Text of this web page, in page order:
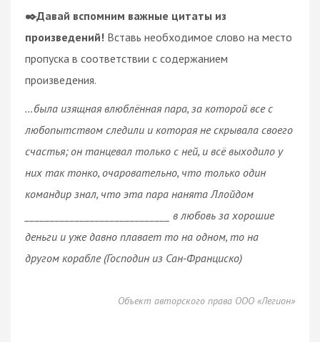
✒️Давай вспомним важные цитаты из
произведений! Вставь необходимое слово на место
пропуска в соответствии с содержанием
произведения.
…была изящная влюблённая пара, за которой все с
любопытством следили и которая не скрывала своего
счастья; он танцевал только с ней, и всё выходило у
них так тонко, очаровательно, что только один
командир знал, что эта пара нанята Ллойдом
_____________________________ в любовь за хорошие
деньги и уже давно плавает то на одном, то на
другом корабле (Господин из Сан-Франциско)
Объект авторского права ООО «Легион»